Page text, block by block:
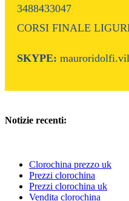
3488433047
CORSI FINALE
SKYPE:
Notizie recenti:
Clorochina prezzo uk
Prezzi clorochina
Prezzi clorochina uk
Vendita clorochina